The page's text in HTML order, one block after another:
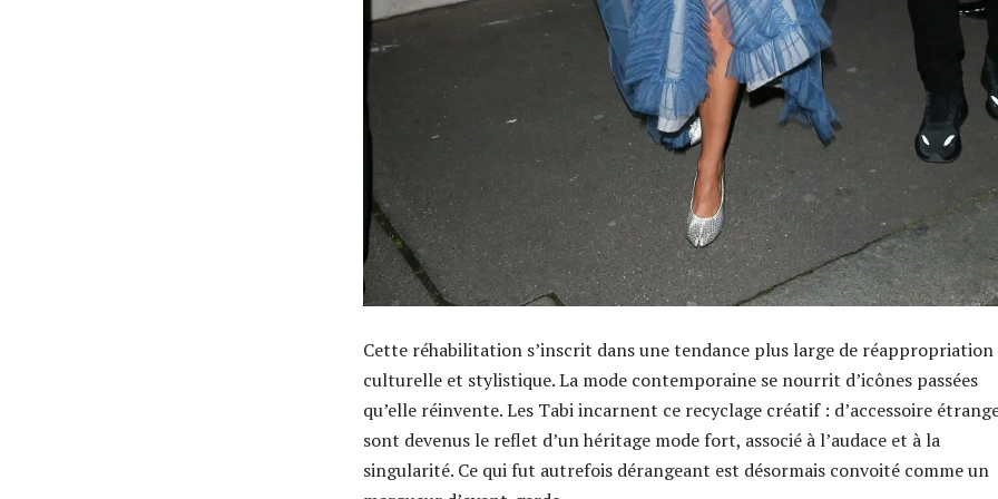
Cette réhabilitation s’inscrit dans une tendance plus large de réappropriation
culturelle et stylistique. La mode contemporaine se nourrit d’icônes passées
qu’elle réinvente. Les Tabi incarnent ce recyclage créatif : d’accessoire
sont devenus le reflet d’un héritage mode fort, associé à l’audace et à la
singularité. Ce qui fut autrefois dérangeant est désormais convoité comme un